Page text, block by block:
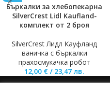
Бъркалки за хлебопекарна
SilverCrest Lidl Kaufland-
комплект от 2 броя
SilverCrest Лидл Кауфланд
ваничка с бъркалки
прахосмукачка робот
12,00 € / 23,47 лв.